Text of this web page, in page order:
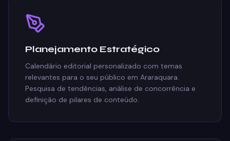
Planejamento Estratégico
Calendário editorial personalizado com temas
relevantes para o seu público em Araraquara.
Pesquisa de tendências, análise de concorrência e
definição de pilares de conteúdo.